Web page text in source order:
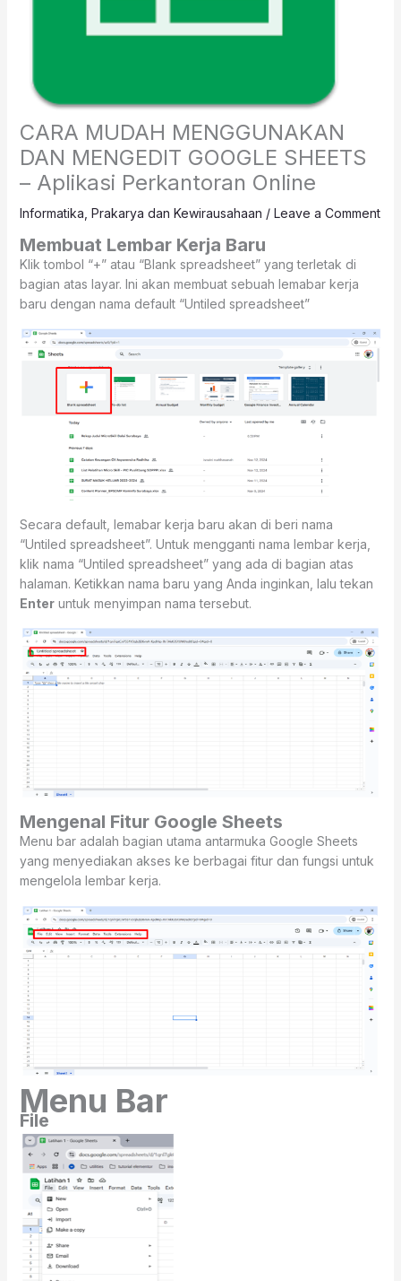
CARA MUDAH MENGGUNAKAN
DAN MENGEDIT GOOGLE SHEETS
– Aplikasi Perkantoran Online
Informatika Prakarya dan Kewirausahaan / Leave a Comment
Membuat Lembar Kerja Baru
Klik tombol “+” atau “Blank spreadsheet” yang terletak di
bagian atas layar. Ini akan membuat sebuah lemabar kerja
baru dengan nama default “Untiled spreadsheet”
Secara default, lemabar kerja baru akan di beri nama
“Untiled spreadsheet”. Untuk mengganti nama lembar kerja,
klik nama “Untiled spreadsheet” yang ada di bagian atas
halaman. Ketikkan nama baru yang Anda inginkan, lalu tekan
Enteruntuk menyimpan nama tersebut.
Mengenal Fitur Google Sheets
Menu bar adalah bagian utama antarmuka Google Sheets
yang menyediakan akses ke berbagai fitur dan fungsi untuk
mengelola lembar kerja.
Menu Bar
File